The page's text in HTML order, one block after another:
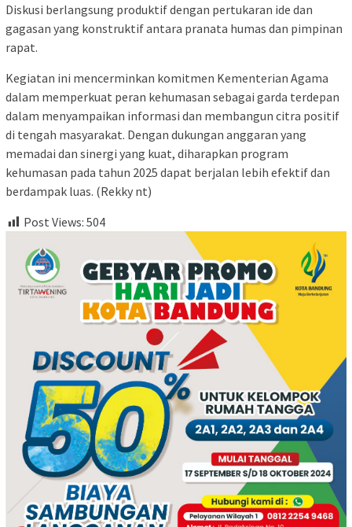
Diskusi berlangsung produktif dengan pertukaran ide dan
gagasan yang konstruktif antara pranata humas dan pimpinan
rapat.
Kegiatan ini mencerminkan komitmen Kementerian Agama
dalam memperkuat peran kehumasan sebagai garda terdepan
dalam menyampaikan informasi dan membangun citra positif
di tengah masyarakat. Dengan dukungan anggaran yang
memadai dan sinergi yang kuat, diharapkan program
kehumasan pada tahun 2025 dapat berjalan lebih efektif dan
berdampak luas. (Rekky nt)
Post Views: 504